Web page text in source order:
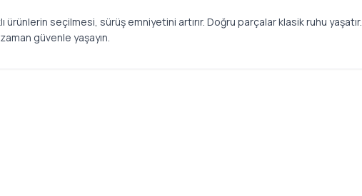
ürünlerin seçilmesi, sürüş emniyetini artırır. Doğru parçalar klasik ruhu yaşatır.
güvenle yaşayın.